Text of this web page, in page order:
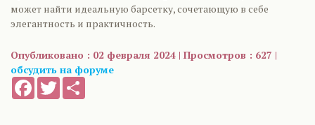
может найти идеальную барсетку, сочетающую в себе
элегантность и практичность.
Опубликовано : 02 февраля 2024 | Просмотров : 627 |
обсудить на форуме
FacebookTwitter